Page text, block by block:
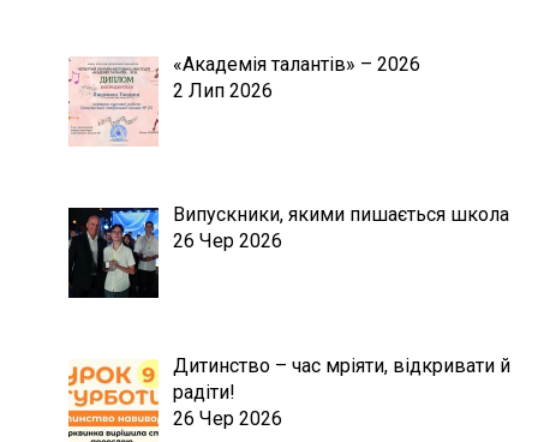
«Академія талантів» – 2026
2 Лип 2026
Випускники, якими пишається школа
26 Чер 2026
Дитинство – час мріяти, відкривати й
радіти!
26 Чер 2026